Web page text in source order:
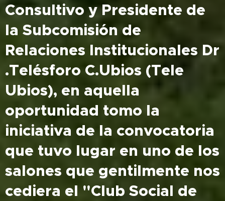
Consultivo y Presidente de
la Subcomisión de
Relaciones Institucionales Dr
.Telésforo C.Ubios (Tele
Ubios), en aquella
oportunidad tomo la
iniciativa de la convocatoria
que tuvo lugar en uno de los
salones que gentilmente nos
cediera el "Club Social de